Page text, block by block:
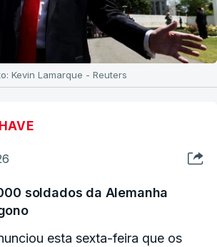
Kevin Lamarque - Reuters
soldados da Alemanha
esta sexta-feira que os